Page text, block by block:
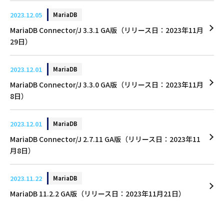
2023.12.05 MariaDB
MariaDB Connector/J 3.3.1 GA版（リリース日：2023年11月
29日）
2023.12.01 MariaDB
MariaDB Connector/J 3.3.0 GA版（リリース日：2023年11月
8日）
2023.12.01 MariaDB
MariaDB Connector/J 2.7.11 GA版（リリース日：2023年11
月8日）
2023.11.22 MariaDB
MariaDB 11.2.2 GA版（リリース日：2023年11月21日）